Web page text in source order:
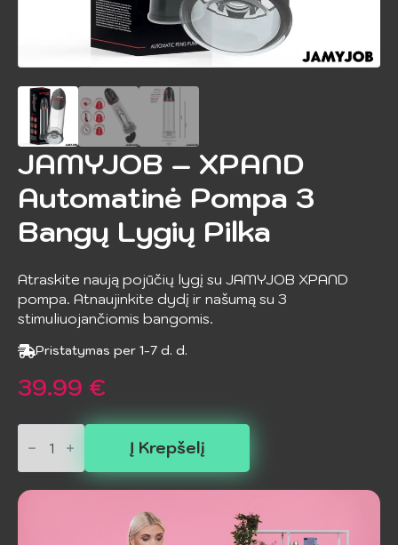
JAMYJOB – XPAND
Automatinė Pompa 3
Bangų Lygių Pilka
Atraskite naują pojūčių lygį su JAMYJOB XPAND
pompa. Atnaujinkite dydį ir našumą su 3
stimuliuojančiomis bangomis.
Pristatymas per 1-7 d. d.
39.99 €
produkto
kiekis:
JAMYJOB
-
XPAND
Automatinė
Į Krepšelį